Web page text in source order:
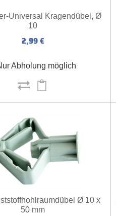
Universal Kragendübel, Ø
10
2,99 €
Abholung möglich
Ø 10 x
50 mm